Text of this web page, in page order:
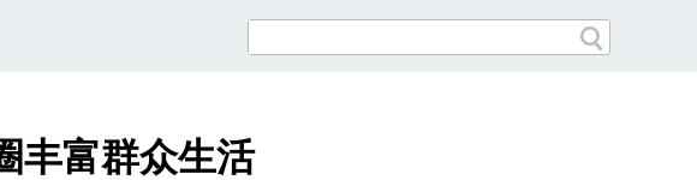
丰富群众生活